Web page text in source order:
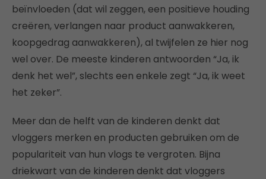
beïnvloeden (dat wil zeggen, een positieve houding
creëren, verlangen naar product aanwakkeren,
koopgedrag aanwakkeren), al twijfelen ze hier nog
wel over. De meeste kinderen antwoorden “Ja, ik
denk het wel”, slechts een enkele zegt “Ja, ik weet
het zeker”.
Meer dan de helft van de kinderen denkt dat
vloggers merken en producten gebruiken om de
populariteit van hun vlogs te vergroten. Bijna
driekwart van de kinderen denkt dat vloggers